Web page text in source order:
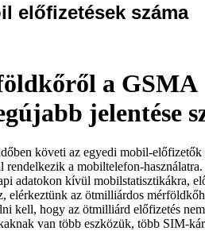
előfizetések száma
a GSMA
jelentése
követi az egyedi mobil-előfizetők
rendelkezik a mobiltelefon-
adatokon kívül mobilstatisztikákra,
elérkeztünk az ötmilliárdos
kell, hogy az ötmilliárd előfizetés
van több eszközük, több SIM-